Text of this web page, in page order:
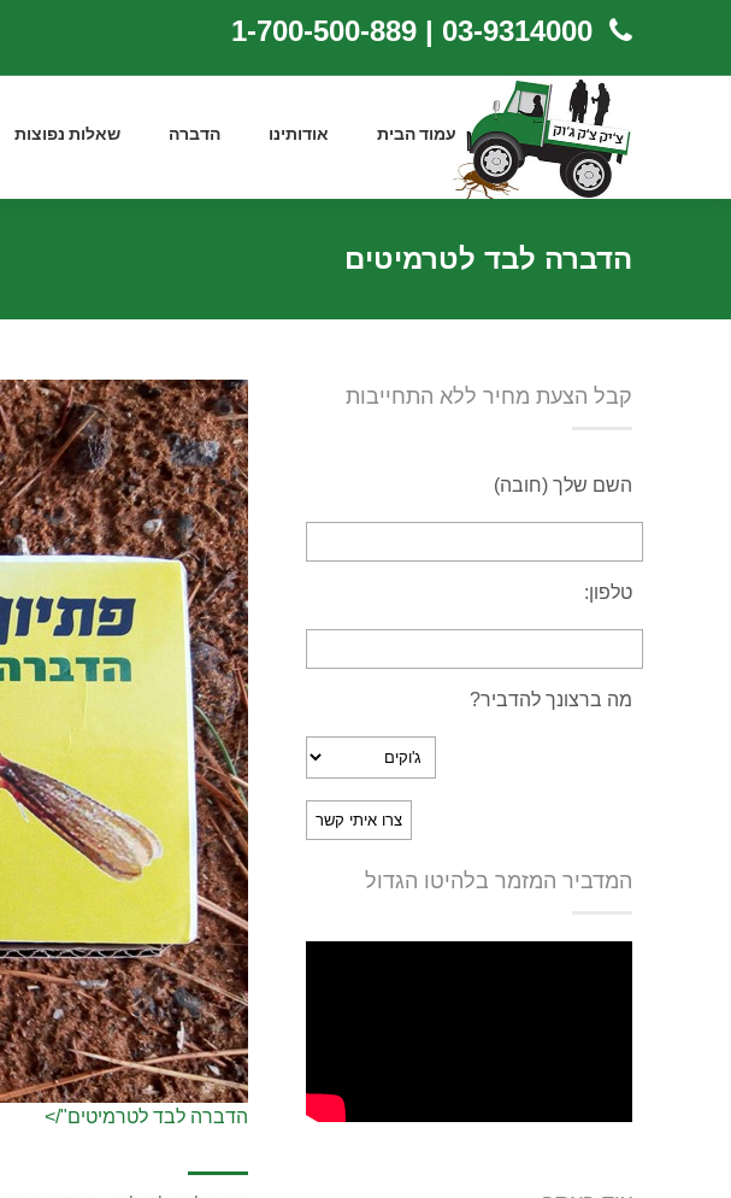
עמוד הבית אודותינו הדברה שאלות נפוצות
הדברה לבד לטרמיטים
הדברה לבד לטרמיטים"/>
קבל הצעת מחיר ללא התחייבות
השם שלך (חובה)
טלפון:
מה ברצונך להדביר?
המדביר המזמר בלהיטו הגדול